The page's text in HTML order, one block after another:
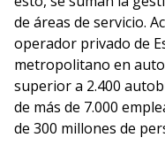
de áreas de servicio.
operador privado de
metropolitano en
superior a 2.400
de más de 7.000
de 300 millones de